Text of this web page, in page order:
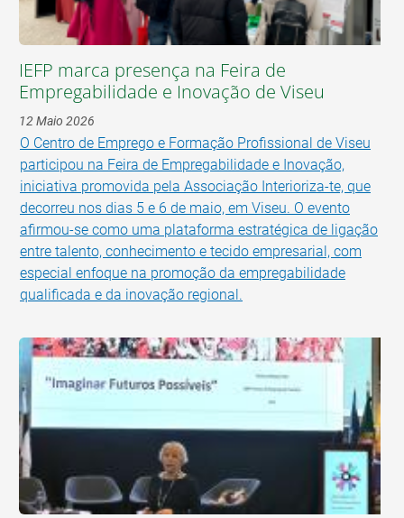
IEFP marca presença na Feira de
Empregabilidade e Inovação de Viseu
12 Maio 2026
O Centro de Emprego e Formação Profissional de Viseu
participou na Feira de Empregabilidade e Inovação,
iniciativa promovida pela Associação Interioriza-te, que
decorreu nos dias 5 e 6 de maio, em Viseu. O evento
afirmou-se como uma plataforma estratégica de ligação
entre talento, conhecimento e tecido empresarial, com
especial enfoque na promoção da empregabilidade
qualificada e da inovação regional.